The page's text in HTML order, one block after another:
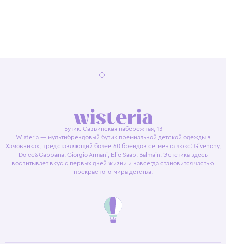
Бутик. Саввинская набережная, 13
Wisteria — мультибрендовый бутик премиальной детской одежды в
Хамовниках, представляющий более 60 брендов сегмента люкс: Givenchy,
Dolce&Gabbana, Giorgio Armani, Elie Saab, Balmain. Эстетика здесь
воспитывает вкус с первых дней жизни и навсегда становится частью
прекрасного мира детства.